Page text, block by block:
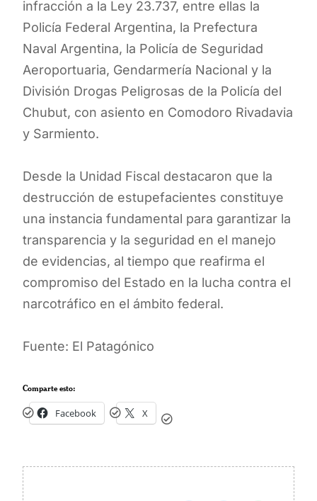
infracción a la Ley 23.737, entre ellas la
Policía Federal Argentina, la Prefectura
Naval Argentina, la Policía de Seguridad
Aeroportuaria, Gendarmería Nacional y la
División Drogas Peligrosas de la Policía del
Chubut, con asiento en Comodoro Rivadavia
y Sarmiento.
Desde la Unidad Fiscal destacaron que la
destrucción de estupefacientes constituye
una instancia fundamental para garantizar la
transparencia y la seguridad en el manejo
de evidencias, al tiempo que reafirma el
compromiso del Estado en la lucha contra el
narcotráfico en el ámbito federal.
Fuente: El Patagónico
Comparte esto:
Facebook X